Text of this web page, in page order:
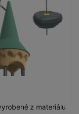
z materiálu